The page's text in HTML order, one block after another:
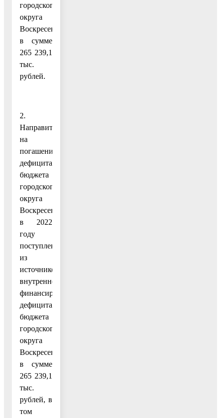
городского
округа
Воскресенск
в сумме
265 239,1
тыс.
рублей.
2.
Направить
на
погашение
дефицита
бюджета
городского
округа
Воскресенск
в 2022
году
поступления
из
источников
внутреннего
финансирования
дефицита
бюджета
городского
округа
Воскресенск
в сумме
265 239,1
тыс.
рублей, в
том